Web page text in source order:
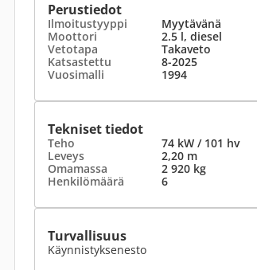
Perustiedot
Ilmoitustyyppi Myytävänä
Moottori
2.5 l, diesel
Vetotapa
Takaveto
Katsastettu
8-2025
Vuosimalli
1994
Tekniset tiedot
Teho 74 kW / 101 hv
Leveys
2,20 m
Omamassa
2 920 kg
Henkilömäärä
6
Turvallisuus
Käynnistyksenesto